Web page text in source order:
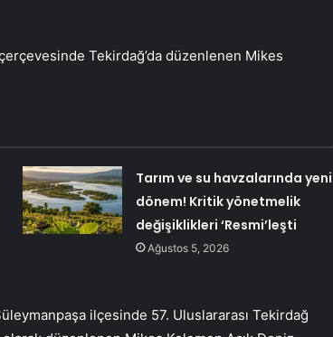
Tekirdağ’da düzenlenen Mikes
Tarım ve su havzalarında yeni
dönem! Kritik yönetmelik
değişiklikleri ‘Resmi’leşti
Ağustos 5, 2026
ilçesinde 57. Uluslararası Tekirdağ